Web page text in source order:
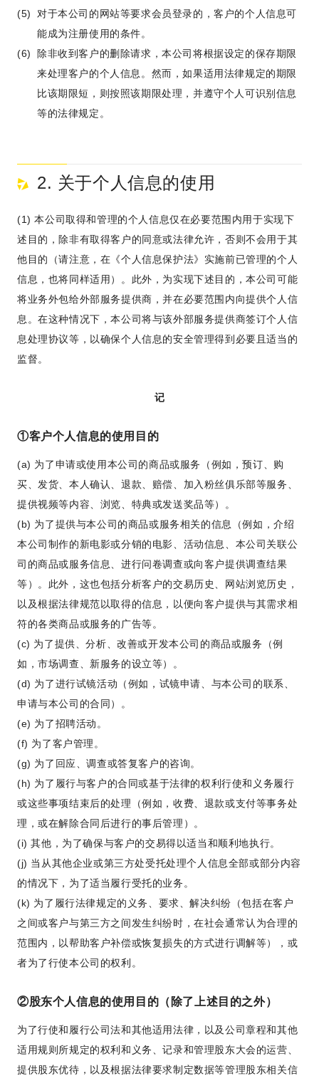
对于本公司的网站等要求会员登录的，客户的个人信息可
能成为注册使用的条件。
除非收到客户的删除请求，本公司将根据设定的保存期限
来处理客户的个人信息。然而，如果适用法律规定的期限
比该期限短，则按照该期限处理，并遵守个人可识别信息
等的法律规定。
2. 关于个人信息的使用
(1) 本公司取得和管理的个人信息仅在必要范围内用于实现下
述目的，除非有取得客户的同意或法律允许，否则不会用于其
他目的（请注意，在《个人信息保护法》实施前已管理的个人
信息，也将同样适用）。此外，为实现下述目的，本公司可能
将业务外包给外部服务提供商，并在必要范围内向提供个人信
息。在这种情况下，本公司将与该外部服务提供商签订个人信
息处理协议等，以确保个人信息的安全管理得到必要且适当的
监督。
记
①客户个人信息的使用目的
(a) 为了申请或使用本公司的商品或服务（例如，预订、购
买、发货、本人确认、退款、赔偿、加入粉丝俱乐部等服务、
提供视频等内容、浏览、特典或发送奖品等）。
(b) 为了提供与本公司的商品或服务相关的信息（例如，介绍
本公司制作的新电影或分销的电影、活动信息、本公司关联公
司的商品或服务信息、进行问卷调查或向客户提供调查结果
等）。此外，这也包括分析客户的交易历史、网站浏览历史，
以及根据法律规范以取得的信息，以便向客户提供与其需求相
符的各类商品或服务的广告等。
(c) 为了提供、分析、改善或开发本公司的商品或服务（例
如，市场调查、新服务的设立等）。
(d) 为了进行试镜活动（例如，试镜申请、与本公司的联系、
申请与本公司的合同）。
(e) 为了招聘活动。
(f) 为了客户管理。
(g) 为了回应、调查或答复客户的咨询。
(h) 为了履行与客户的合同或基于法律的权利行使和义务履行
或这些事项结束后的处理（例如，收费、退款或支付等事务处
理，或在解除合同后进行的事后管理）。
(i) 其他，为了确保与客户的交易得以适当和顺利地执行。
(j) 当从其他企业或第三方处受托处理个人信息全部或部分内容
的情况下，为了适当履行受托的业务。
(k) 为了履行法律规定的义务、要求、解决纠纷（包括在客户
之间或客户与第三方之间发生纠纷时，在社会通常认为合理的
范围内，以帮助客户补偿或恢复损失的方式进行调解等），或
者为了行使本公司的权利。
②股东个人信息的使用目的（除了上述目的之外）
为了行使和履行公司法和其他适用法律，以及公司章程和其他
适用规则所规定的权利和义务、记录和管理股东大会的运营、
提供股东优待，以及根据法律要求制定数据等管理股东相关信